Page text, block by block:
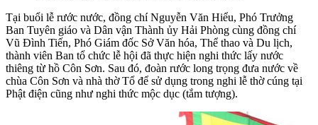
Tại buổi lễ rước nước, đồng chí Nguyễn Văn Hiểu, Phó Trưởng
Ban Tuyên giáo và Dân vận Thành ủy Hải Phòng cùng đồng chí
Vũ Đình Tiến, Phó Giám đốc Sở Văn hóa, Thể thao và Du lịch,
thành viên Ban tổ chức lễ hội đã thực hiện nghi thức lấy nước
thiêng từ hồ Côn Sơn. Sau đó, đoàn rước long trọng đưa nước về
chùa Côn Sơn và nhà thờ Tổ để sử dụng trong nghi lễ thờ cúng tại
Phật điện cũng như nghi thức mộc dục (tắm tượng).